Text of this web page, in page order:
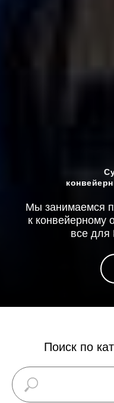
Мы занимаемся
к конвейерному
все для
Поиск по